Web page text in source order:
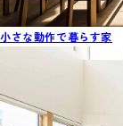
小さな動作で暮らす家